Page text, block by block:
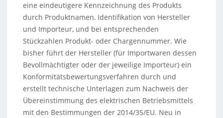
eine eindeutigere Kennzeichnung des Produkts
durch Produktnamen, Identifikation von Hersteller
und Importeur, und bei entsprechenden
Stückzahlen Produkt- oder Chargennummer. Wie
bisher führt der Hersteller (für Importwaren dessen
Bevollmächtigter oder der jeweilige Importeur) ein
Konformitätsbewertungsverfahren durch und
erstellt technische Unterlagen zum Nachweis der
Übereinstimmung des elektrischen Betriebsmittels
mit den Bestimmungen der 2014/35/EU. Neu in